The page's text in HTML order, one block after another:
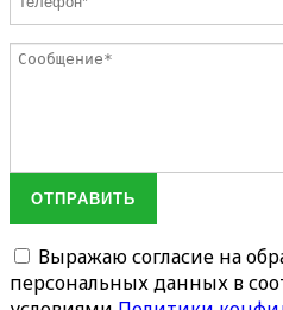
ОТПРАВИТЬ
Выражаю согласие на
персональных данных в